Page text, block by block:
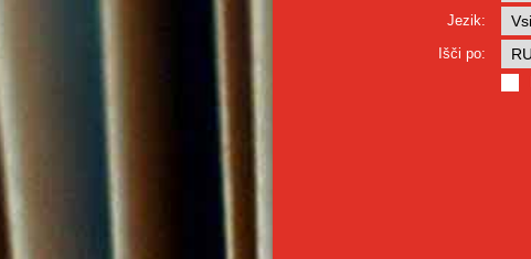
Jezik:
Išči po: